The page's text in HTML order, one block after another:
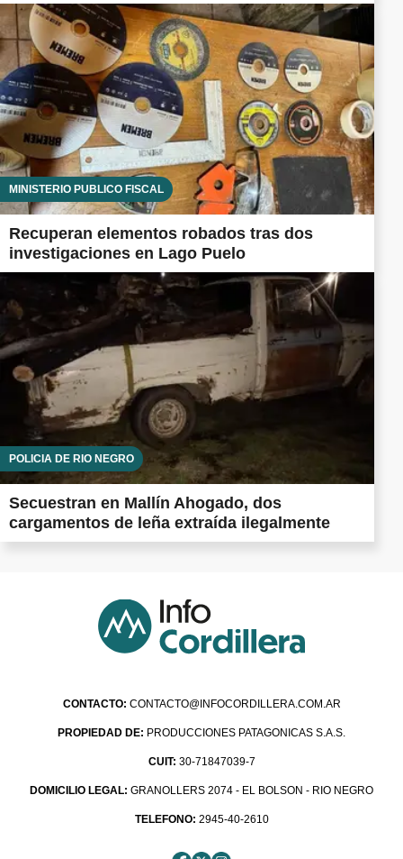
MINISTERIO PÚBLICO FISCAL
Recuperan elementos robados tras dos
investigaciones en Lago Puelo
POLICÍA DE RÍO NEGRO
Secuestran en Mallín Ahogado, dos
cargamentos de leña extraída ilegalmente
CONTACTO: CONTACTO@INFOCORDILLERA.COM.AR
PROPIEDAD DE: PRODUCCIONES PATAGONICAS S.A.S.
CUIT: 30-71847039-7
DOMICILIO LEGAL: GRANOLLERS 2074 - EL BOLSON - RIO NEGRO
TELEFONO: 2945-40-2610